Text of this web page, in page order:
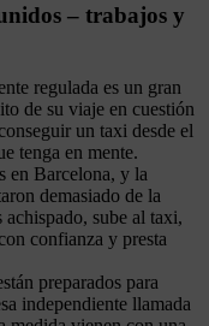
– trabajos y
regulada es un gran
de su viaje en cuestión
un taxi desde el
tenga en mente.
en Barcelona, y la
demasiado de la
sube al taxi,
confianza y presta
preparados para
independiente llamada